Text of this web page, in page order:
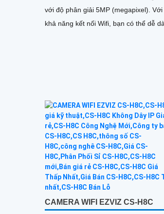
với độ phân giải 5MP (megapixel). Với
khả năng kết nối Wifi, bạn có thể dễ
CAMERA WIFI EZVIZ CS-H8C